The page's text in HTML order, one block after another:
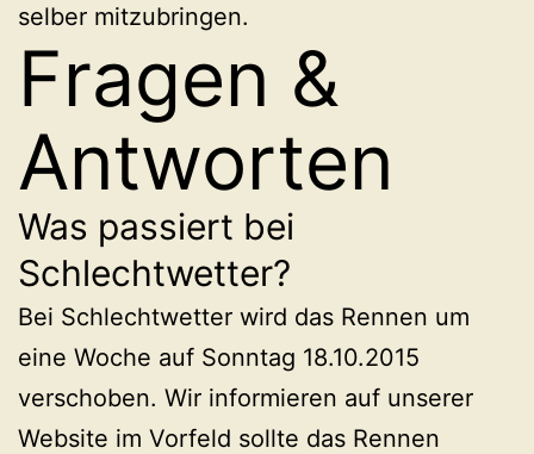
selber mitzubringen.
Fragen &
Antworten
Was passiert bei
Schlechtwetter?
Bei Schlechtwetter wird das Rennen um
eine Woche auf Sonntag 18.10.2015
verschoben. Wir informieren auf unserer
Website im Vorfeld sollte das Rennen